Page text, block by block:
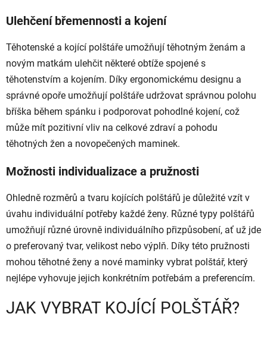
Ulehčení břemennosti a kojení
Těhotenské a kojící polštáře umožňují těhotným ženám a
novým matkám ulehčit některé obtíže spojené s
těhotenstvím a kojením. Díky ergonomickému designu a
správné opoře umožňují polštáře udržovat správnou polohu
bříška během spánku i podporovat pohodlné kojení, což
může mít pozitivní vliv na celkové zdraví a pohodu
těhotných žen a novopečených maminek.
Možnosti individualizace a pružnosti
Ohledně rozměrů a tvaru kojících polštářů je důležité vzít v
úvahu individuální potřeby každé ženy. Různé typy polštářů
umožňují různé úrovně individuálního přizpůsobení, ať už jde
o preferovaný tvar, velikost nebo výplň. Díky této pružnosti
mohou těhotné ženy a nové maminky vybrat polštář, který
nejlépe vyhovuje jejich konkrétním potřebám a preferencím.
JAK VYBRAT KOJÍCÍ POLŠTÁŘ?